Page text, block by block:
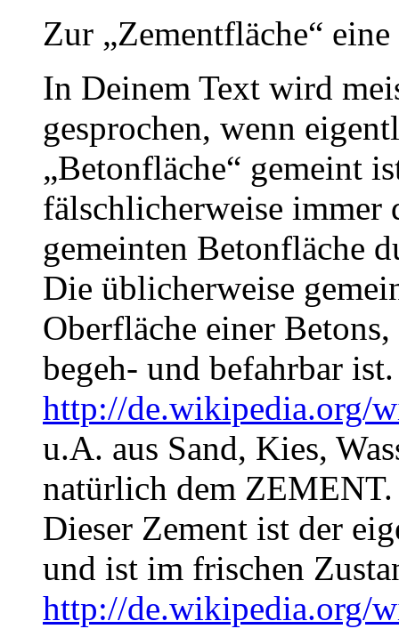
Zur „Zementfläche“
In Deinem Text wird
gesprochen, wenn
„Betonfläche“ gemeint
fälschlicherweise immer
gemeinten Betonfläche
Die üblicherweise
Oberfläche einer
begeh- und befahrbar
http://de.wikipedia.org/
u.A. aus Sand, Kies,
natürlich dem ZEMENT.
Dieser Zement ist der
und ist im frischen
http://de.wikipedia.org/